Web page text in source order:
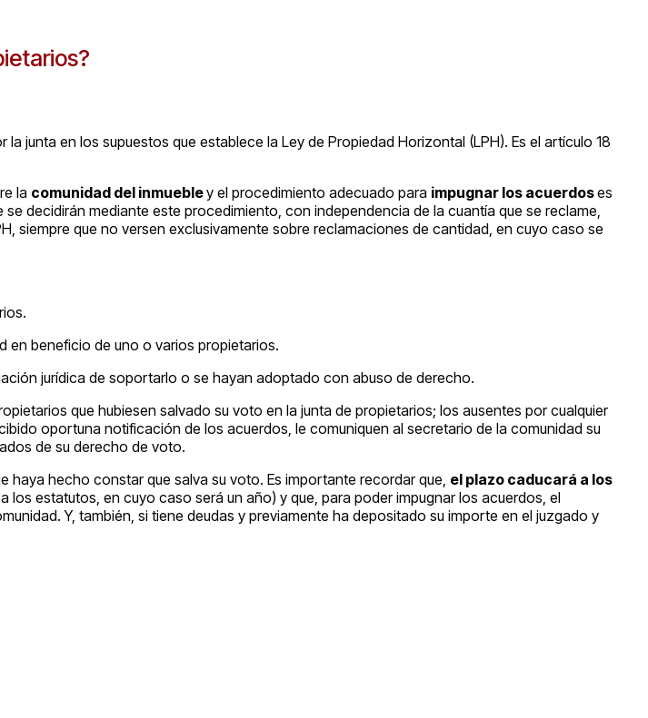
junta en los supuestos que establece la Ley de Propiedad Horizontal (LPH). Es el artículo 18
la comunidad del inmuebley el procedimiento adecuado para impugnar los acuerdoses
decidirán mediante este procedimiento, con independencia de la cuantía que se reclame,
siempre que no versen exclusivamente sobre reclamaciones de cantidad, en cuyo caso se
en beneficio de uno o varios propietarios.
jurídica de soportarlo o se hayan adoptado con abuso de derecho.
que hubiesen salvado su voto en la junta de propietarios; los ausentes por cualquier
oportuna notificación de los acuerdos, le comuniquen al secretario de la comunidad su
de su derecho de voto.
haya hecho constar que salva su voto. Es importante recordar que, el plazo caducará a los
estatutos, en cuyo caso será un año) y que, para poder impugnar los acuerdos, el
Y, también, si tiene deudas y previamente ha depositado su importe en el juzgado y